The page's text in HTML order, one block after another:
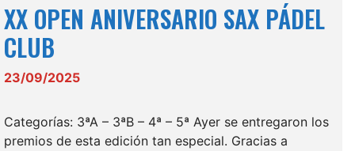
XX OPEN ANIVERSARIO SAX PÁDEL
CLUB
23/09/2025
Categorías: 3ªA – 3ªB – 4ª – 5ª Ayer se entregaron los
premios de esta edición tan especial. Gracias a